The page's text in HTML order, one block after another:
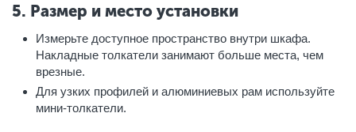
5. Размер и место установки
Измерьте доступное пространство внутри шкафа.
Накладные толкатели занимают больше места, чем
врезные.
Для узких профилей и алюминиевых рам используйте
мини-толкатели.